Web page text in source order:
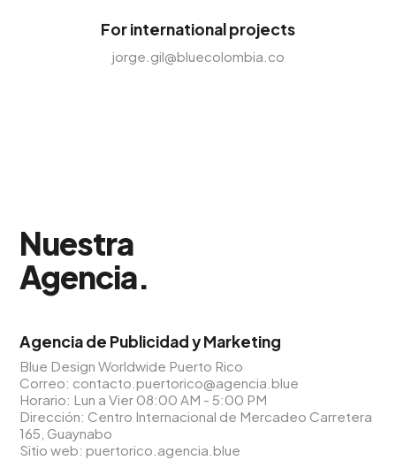
For international projects
jorge.gil@bluecolombia.co
Nuestra
Agencia.
Agencia de Publicidad y Marketing
Blue Design Worldwide Puerto Rico
Correo: contacto.puertorico@agencia.blue
Horario: Lun a Vier 08:00 AM - 5:00 PM
Dirección: Centro Internacional de Mercadeo Carretera
165, Guaynabo
Sitio web:puertorico.agencia.blue